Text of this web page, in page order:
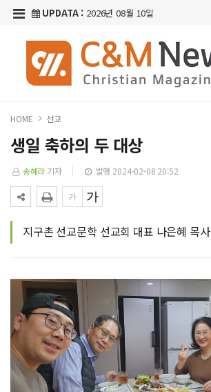
UPDATA : 2026년 08월 10일
HOME 선교
생일 축하의 두 대상
송혜라 기자 발행 2024-02-08 20:52
지구촌 선교문학 선교회 대표 나은혜 목사